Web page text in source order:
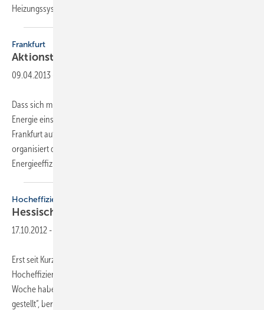
Heizungssysteme, die
Frankfurt
Aktionstage der
09.04.2013
Dass sich mit einfachen Maßnahmen in Haus und Wohnung viel
Energie einsparen lässt, zeigen Handwerksbetriebe der Innung
Frankfurt auf der main-klima am 19. und 20. April. Zum ersten Mal
organisiert die Innung diese Aktionstage rund um die Themen
Energieeffizienz, sauberes Trinkwasser
Hocheffizienzpumpen
Hessisches Förderprogramm gut
17.10.2012 -
Erst seit Kurzem gilt das hessische Förderprogramm „10000
Hocheffizienzpumpen“. Und das Interesse ist groß. „In der ersten
Woche haben bereits über 3000 Eigenheimbesitzer einen Antrag
gestellt“, berichtete Manfred Hertle van Amen, Geschäftsführer des